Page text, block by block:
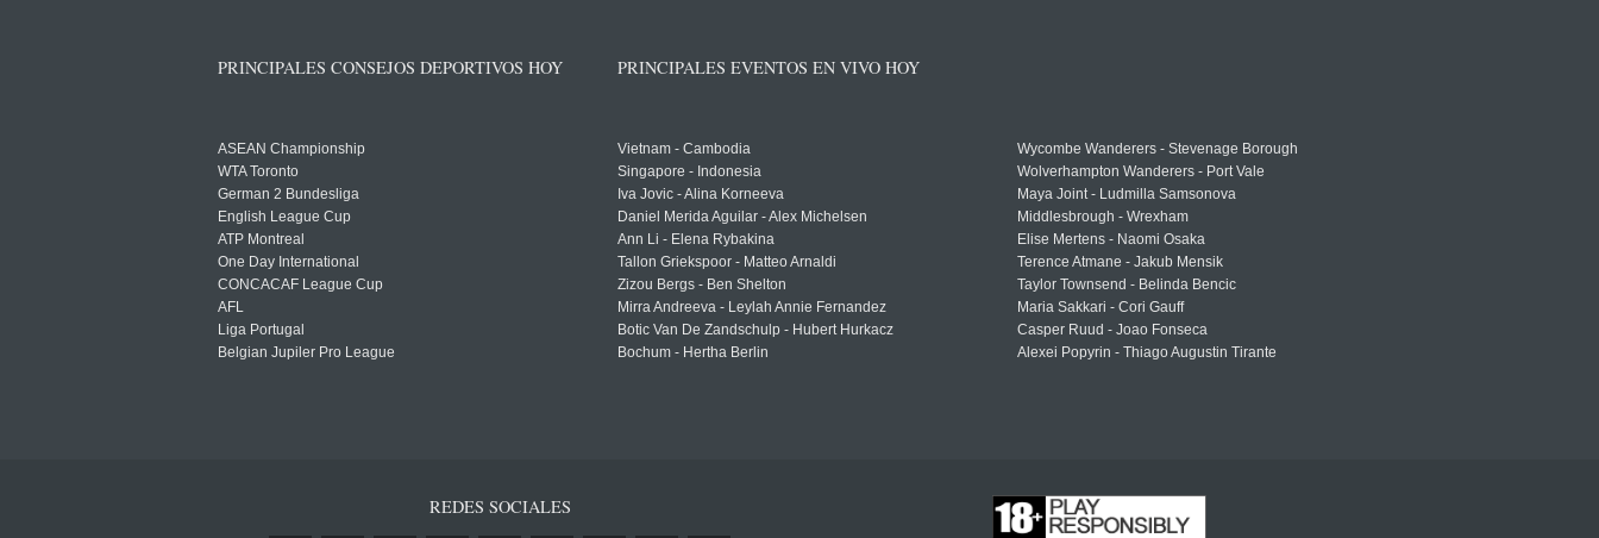
PRINCIPALES CONSEJOS DEPORTIVOS HOY
ASEAN Championship
WTA Toronto
German 2 Bundesliga
English League Cup
ATP Montreal
One Day International
CONCACAF League Cup
AFL
Liga Portugal
Belgian Jupiler Pro League
PRINCIPALES EVENTOS EN VIVO HOY
Vietnam - Cambodia
Singapore - Indonesia
Iva Jovic - Alina Korneeva
Daniel Merida Aguilar - Alex Michelsen
Ann Li - Elena Rybakina
Tallon Griekspoor - Matteo Arnaldi
Zizou Bergs - Ben Shelton
Mirra Andreeva - Leylah Annie Fernandez
Botic Van De Zandschulp - Hubert Hurkacz
Bochum - Hertha Berlin
Wycombe Wanderers - Stevenage Borough
Wolverhampton Wanderers - Port Vale
Maya Joint - Ludmilla Samsonova
Middlesbrough - Wrexham
Elise Mertens - Naomi Osaka
Terence Atmane - Jakub Mensik
Taylor Townsend - Belinda Bencic
Maria Sakkari - Cori Gauff
Casper Ruud - Joao Fonseca
Alexei Popyrin - Thiago Augustin Tirante
REDES SOCIALES